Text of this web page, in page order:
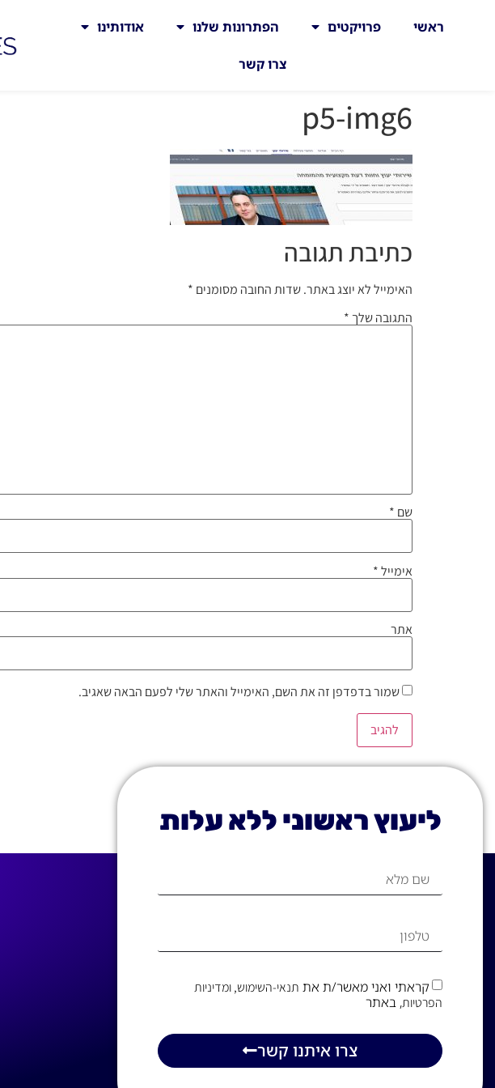
ראשי פרויקטים הפתרונות שלנו אודותינו
צרו קשר
p5-img6
כתיבת תגובה
האימייל לא יוצג באתר.שדות החובה מסומנים *
התגובה שלך *
שם *
אימייל*
אתר
שמור בדפדפן זה את השם, האימייל והאתר שלי לפעם הבאה שאגיב.
ליעוץ ראשוני ללא עלות
קראתי ואני מאשר/ת את תנאי-השימוש, ומדיניות
הפרטיות, באתר
צרו איתנו קשר